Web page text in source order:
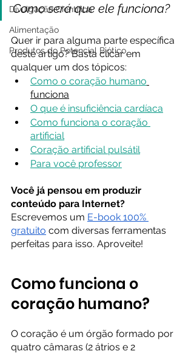
Divulgação Científica
Alimentação
Produtos do Potencial Biótico
Como será que ele funciona?
Quer ir para alguma parte específica
deste artigo? Basta clicar em
qualquer um dos tópicos:
Como o coração humano
funciona
O que é insuficiência cardíaca
Como funciona o coração
artificial
Coração artificial pulsátil
Para você professor
Você já pensou em produzir
conteúdo para Internet?
Escrevemos um E-book 100%
gratuito com diversas ferramentas
perfeitas para isso. Aproveite!
Como funciona o
coração humano?
O coração é um órgão formado por
quatro câmaras (2 átrios e 2